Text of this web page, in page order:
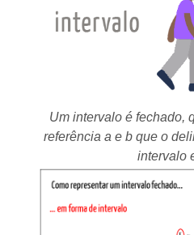
Um intervalo é fechado,
referência a e b que o
intervalo